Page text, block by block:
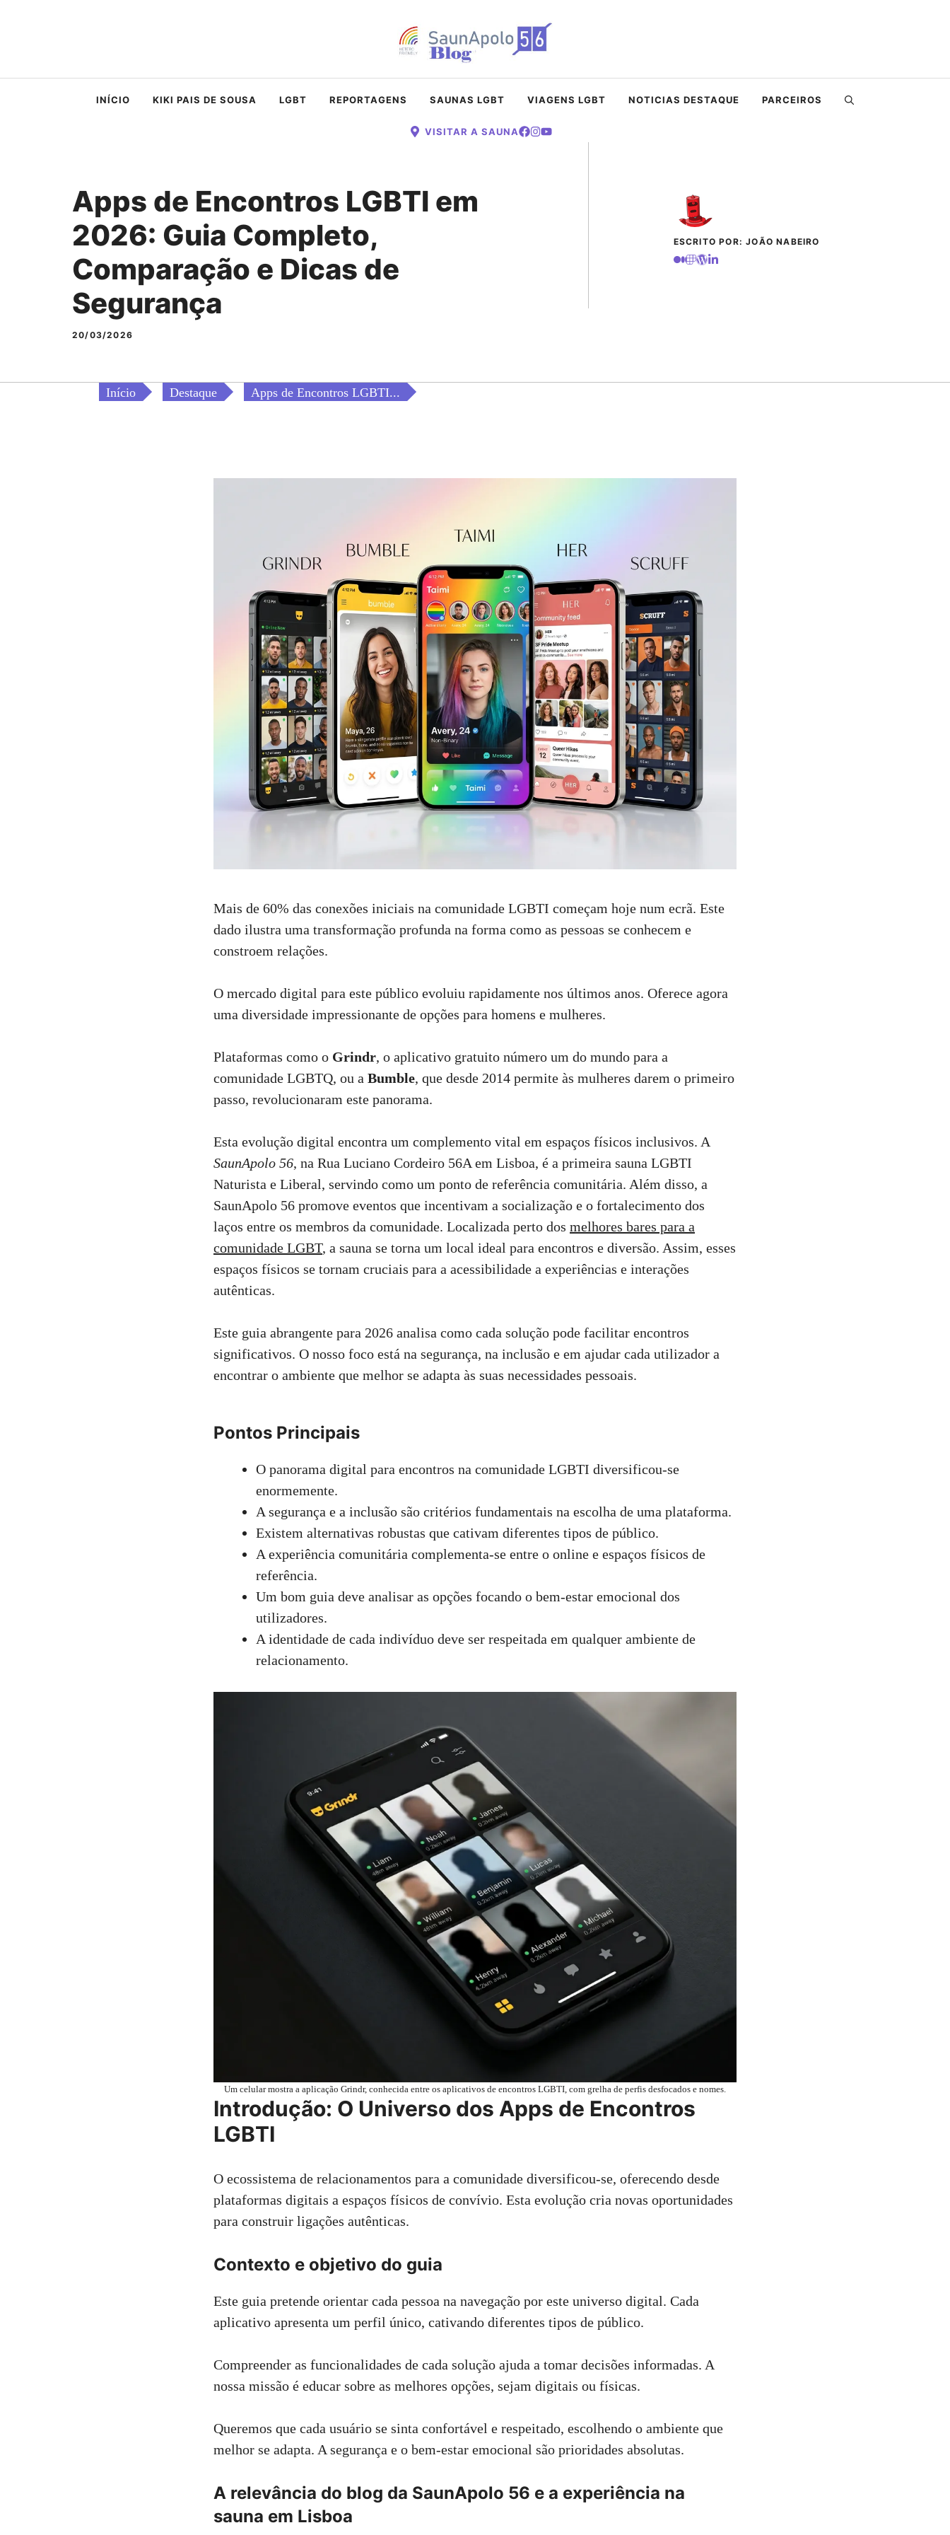
INÍCIO KIKI PAIS DE SOUSA LGBT REPORTAGENS SAUNAS LGBT VIAGENS LGBT NOTICIAS DESTAQUE PARCEIROS
VISITAR A SAUNA
Apps de Encontros LGBTI em
2026: Guia Completo,
Comparação e Dicas de
Segurança
20/03/2026
ESCRITO POR: JOÃO NABEIRO
Início Destaque Apps de Encontros LGBTI...
Mais de 60% das conexões iniciais na comunidade LGBTI começam hoje num ecrã. Este
dado ilustra uma transformação profunda na forma como as pessoas se conhecem e
constroem relações.
O mercado digital para este público evoluiu rapidamente nos últimos anos. Oferece agora
uma diversidade impressionante de opções para homens e mulheres.
Plataformas como o Grindr, o aplicativo gratuito número um do mundo para a
comunidade LGBTQ, ou a Bumble, que desde 2014 permite às mulheres darem o primeiro
passo, revolucionaram este panorama.
Esta evolução digital encontra um complemento vital em espaços físicos inclusivos. A
SaunApolo 56, na Rua Luciano Cordeiro 56A em Lisboa, é a primeira sauna LGBTI
Naturista e Liberal, servindo como um ponto de referência comunitária. Além disso, a
SaunApolo 56 promove eventos que incentivam a socialização e o fortalecimento dos
laços entre os membros da comunidade. Localizada perto dos melhores bares para a
comunidade LGBT, a sauna se torna um local ideal para encontros e diversão. Assim, esses
espaços físicos se tornam cruciais para a acessibilidade a experiências e interações
autênticas.
Este guia abrangente para 2026 analisa como cada solução pode facilitar encontros
significativos. O nosso foco está na segurança, na inclusão e em ajudar cada utilizador a
encontrar o ambiente que melhor se adapta às suas necessidades pessoais.
Pontos Principais
O panorama digital para encontros na comunidade LGBTI diversificou-se
enormemente.
A segurança e a inclusão são critérios fundamentais na escolha de uma plataforma.
Existem alternativas robustas que cativam diferentes tipos de público.
A experiência comunitária complementa-se entre o online e espaços físicos de
referência.
Um bom guia deve analisar as opções focando o bem-estar emocional dos
utilizadores.
A identidade de cada indivíduo deve ser respeitada em qualquer ambiente de
relacionamento.
Um celular mostra a aplicação Grindr, conhecida entre os aplicativos de encontros LGBTI, com grelha de perfis desfocados e nomes.
Introdução: O Universo dos Apps de Encontros
LGBTI
O ecossistema de relacionamentos para a comunidade diversificou-se, oferecendo desde
plataformas digitais a espaços físicos de convívio. Esta evolução cria novas oportunidades
para construir ligações autênticas.
Contexto e objetivo do guia
Este guia pretende orientar cada pessoa na navegação por este universo digital. Cada
aplicativo apresenta um perfil único, cativando diferentes tipos de público.
Compreender as funcionalidades de cada solução ajuda a tomar decisões informadas. A
nossa missão é educar sobre as melhores opções, sejam digitais ou físicas.
Queremos que cada usuário se sinta confortável e respeitado, escolhendo o ambiente que
melhor se adapta. A segurança e o bem-estar emocional são prioridades absolutas.
A relevância do blog da SaunApolo 56 e a experiência na
sauna em Lisboa